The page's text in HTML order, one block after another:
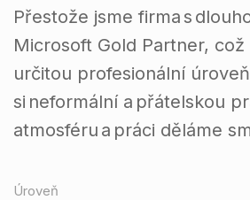
Přestože jsme firma s
Microsoft Gold Partner,
určitou profesionální
si neformální a přátelskou
atmosféru a práci děláme
Úroveň